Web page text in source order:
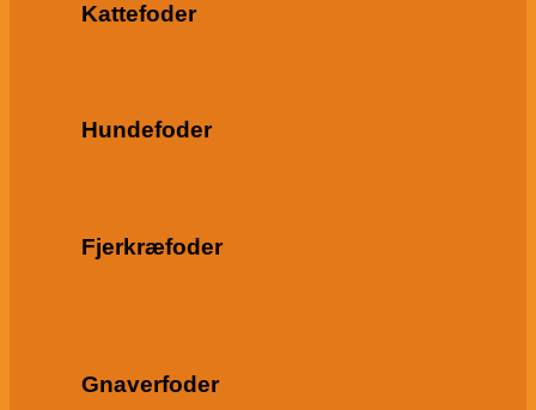
Kattefoder
Hundefoder
Fjerkræfoder
Gnaverfoder